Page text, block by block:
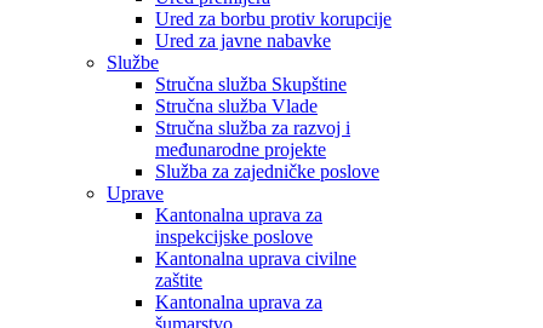
Ured za borbu protiv korupcije
Ured za javne nabavke
Službe
Stručna služba Skupštine
Stručna služba Vlade
Stručna služba za razvoj i
međunarodne projekte
Služba za zajedničke poslove
Uprave
Kantonalna uprava za
inspekcijske poslove
Kantonalna uprava civilne
zaštite
Kantonalna uprava za
šumarstvo